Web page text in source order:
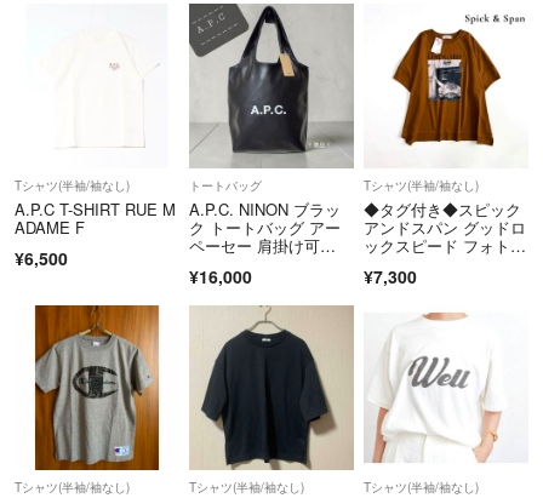
Tシャツ(半袖/袖なし)
A.P.C T-SHIRT RUE M
ADAME F
¥6,500
トートバッグ
A.P.C. NINON ブラッ
ク トートバッグ アー
ペーセー 肩掛け可
¥16,000
Tシャツ(半袖/袖なし)
◆タグ付き◆スピック
アンドスパン グッドロ
ックスピード フォトド
¥7,300
Tシャツ(半袖/袖なし) Tシャツ(半袖/袖なし) Tシャツ(半袖/袖なし)